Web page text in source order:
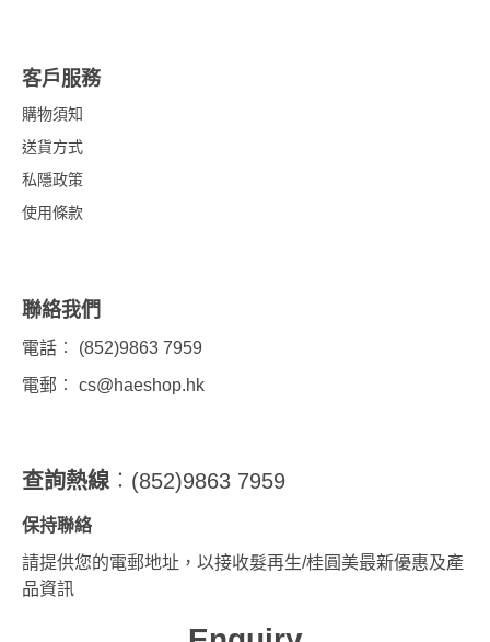
客戶服務
購物須知
送貨方式
私隱政策
使用條款
聯絡我們
電話︰ (852)9863 7959
電郵︰ cs@haeshop.hk
查詢熱線 ︰(852)9863 7959
保持聯絡
請提供您的電郵地址，以接收髮再生/桂圓美最新優惠及產
品資訊